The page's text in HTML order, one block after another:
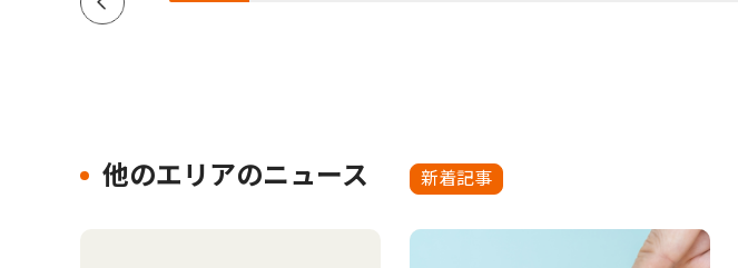
他のエリアのニュース 新着記事